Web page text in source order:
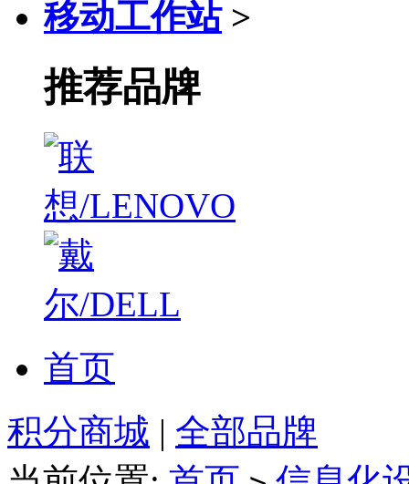
移动工作站 >
推荐品牌
首页
积分商城 | 全部品牌